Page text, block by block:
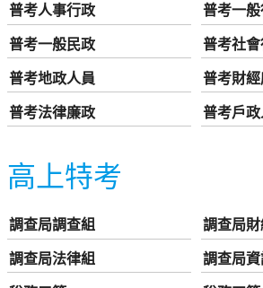
普考人事行政
普考一
普考一般民政
普考社
普考地政人員
普考財
普考法律廉政
普考戶
高上特考
調查局調查組
調查局
調查局法律組
調查局